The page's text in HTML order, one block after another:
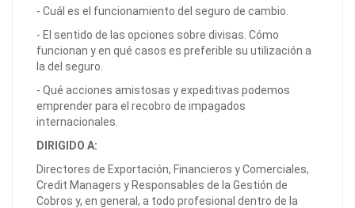
- Cuál es el funcionamiento del seguro de cambio.
- El sentido de las opciones sobre divisas. Cómo
funcionan y en qué casos es preferible su utilización a
la del seguro.
- Qué acciones amistosas y expeditivas podemos
emprender para el recobro de impagados
internacionales.
DIRIGIDO A:
Directores de Exportación, Financieros y Comerciales,
Credit Managers y Responsables de la Gestión de
Cobros y, en general, a todo profesional dentro de la